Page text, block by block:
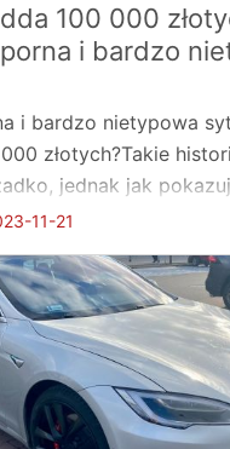
100 000
i bardzo
i bardzo nietypowa
złotych?Takie
jednak jak
11-21